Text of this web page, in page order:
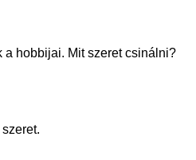
a hobbijai. Mit szeret csinálni?